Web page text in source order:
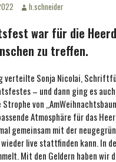
Autorh.schneider
war für die
zu treffen.
verteilte Sonja Nicolai,
– und dann ging es
von
Atmosphäre für das
gemeinsam mit der
wieder live stattfinden kann. In
Mit den Geldern haben